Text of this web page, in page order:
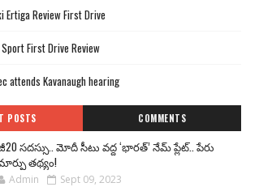
Ertiga Review First Drive
First Drive Review
attends Kavanaugh hearing
POSTS COMMENTS
సదస్సు.. మోదీ సీటు వద్ద ‘భారత్’ నేమ్ ప్లేట్‌.. పేరు
తథ్యం!
Admin Sept 09, 2023